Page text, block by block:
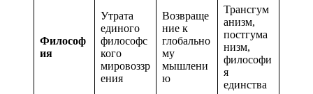
Философ
ия
Утрата
единого
философс
кого
мировоззр
ения
Возвраще
ние к
глобально
му
мышлени
ю
Трансгум
анизм,
постгума
низм,
философи
я
единства